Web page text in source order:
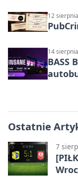
12
14
BASS
Ostatnie
7